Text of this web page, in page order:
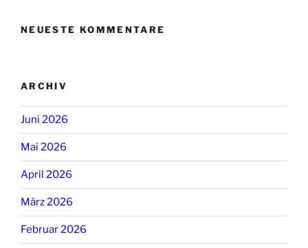
NEUESTE KOMMENTARE
ARCHIV
Juni 2026
Mai 2026
April 2026
März 2026
Februar 2026